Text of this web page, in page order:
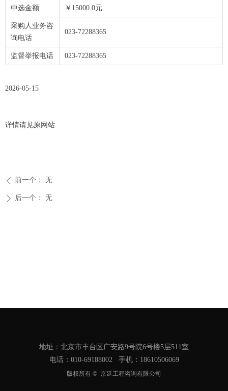
中选金额 ￥15000.0元
采购人业务咨
询电话
023-72288365
监督举报电话 023-72288365
2026-05-15
详情请见原网站
ꄴ 前一个： 无
ꄲ 后一个： 无
版权所有 © 京延工程咨询有限公司
地址：北京市丰台区广安路9号院6号楼5层511室
电话：010-69188002 手机：18610506069